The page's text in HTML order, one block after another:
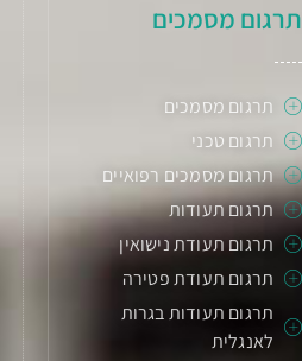
תרגום מסמכים
תרגום מסמכים
תרגום טכני
תרגום מסמכים רפואיים
תרגום תעודות
תרגום תעודת נישואין
תרגום תעודת פטירה
תרגום תעודות בגרות
לאנגלית